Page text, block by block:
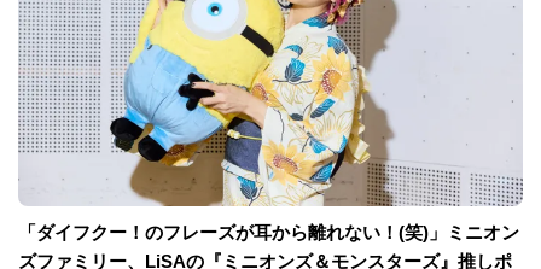
「ダイフクー！のフレーズが耳から離れない！(笑)」ミニオン
ズファミリー、LiSAの『ミニオンズ＆モンスターズ』推しポ